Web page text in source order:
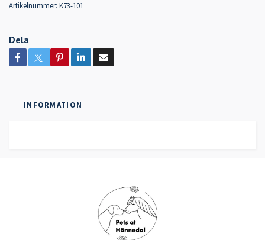
Artikelnummer: K73-101
Dela
INFORMATION